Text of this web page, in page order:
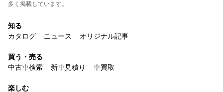
多く掲載しています。
知る
カタログ
ニュース オリジナル記事
買う・売る
中古車検索
新車見積り 車買取
楽しむ